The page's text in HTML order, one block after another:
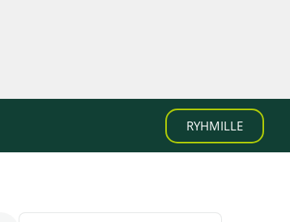
RYHMILLE